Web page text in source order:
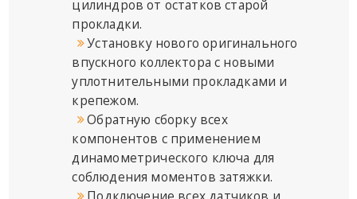
цилиндров от остатков старой
прокладки.
Установку нового оригинального
впускного коллектора с новыми
уплотнительными прокладками и
крепежом.
Обратную сборку всех
компонентов с применением
динамометрического ключа для
соблюдения моментов затяжки.